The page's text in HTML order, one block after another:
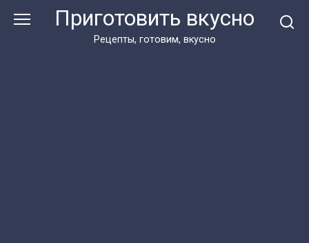
Приготовить вкусно
Рецепты, готовим, вкусно